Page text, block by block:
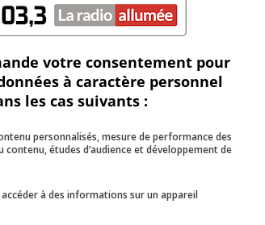
9 à 6 au stade Eloi Viau, jeudi soir.
points lors de la sixième manche.
de la saison.
à cette victoire.
votre consentement pour
à caractère personnel
les cas suivants :
personnalisés, mesure de performance des
contenu, études d’audience et développement de
à des informations sur un appareil